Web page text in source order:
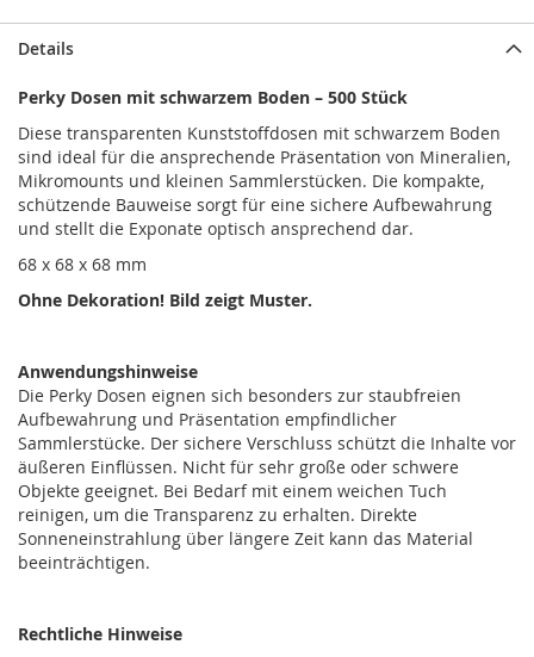
Details
Perky Dosen mit schwarzem Boden – 500 Stück
Diese transparenten Kunststoffdosen mit schwarzem Boden
sind ideal für die ansprechende Präsentation von Mineralien,
Mikromounts und kleinen Sammlerstücken. Die kompakte,
schützende Bauweise sorgt für eine sichere Aufbewahrung
und stellt die Exponate optisch ansprechend dar.
68 x 68 x 68 mm
Ohne Dekoration! Bild zeigt Muster.
Anwendungshinweise
Die Perky Dosen eignen sich besonders zur staubfreien
Aufbewahrung und Präsentation empfindlicher
Sammlerstücke. Der sichere Verschluss schützt die Inhalte vor
äußeren Einflüssen. Nicht für sehr große oder schwere
Objekte geeignet. Bei Bedarf mit einem weichen Tuch
reinigen, um die Transparenz zu erhalten. Direkte
Sonneneinstrahlung über längere Zeit kann das Material
beeinträchtigen.
Rechtliche Hinweise